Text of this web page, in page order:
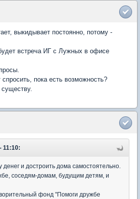
выкидывает постоянно, потому -
встреча ИГ с Лужных в офисе
пока есть возможность?
11:10:
денег и достроить дома самостоятельно.
соседям-домам, будущим детям, и
фонд "Помоги дружбе